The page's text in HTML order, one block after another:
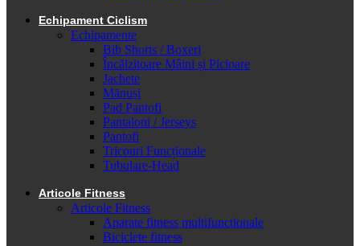
Echipament Ciclism
Echipamente
Bib Shorts / Boxeri
Încălzitoare Mâini și Picioare
Jachete
Mănuși
Pad Pantofi
Pantaloni / Jerseys
Pantofi
Tricouri Funcționale
Tubulare-Head
Articole Fitness
Articole Fitness
Aparate fitness multifunctionale
Biciclete fitness